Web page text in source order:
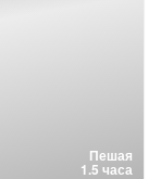
Пешая
1.5 часа